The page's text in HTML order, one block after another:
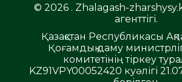
© 2026 . Zhalagash-
агенттігі.
Қазақстан Республикасы
Қоғамдық даму
комитетінің тіркеу
KZ91VPY00052420 куәлігі